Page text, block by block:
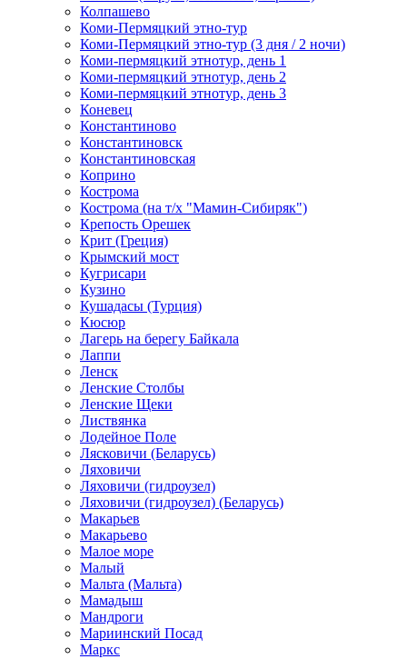
Колпашево
Коми-Пермяцкий этно-тур
Коми-Пермяцкий этно-тур (3 дня / 2 ночи)
Коми-пермяцкий этнотур, день 1
Коми-пермяцкий этнотур, день 2
Коми-пермяцкий этнотур, день 3
Коневец
Константиново
Константиновск
Константиновская
Коприно
Кострома
Кострома (на т/х "Мамин-Сибиряк")
Крепость Орешек
Крит (Греция)
Крымский мост
Кугрисари
Кузино
Кушадасы (Турция)
Кюсюр
Лагерь на берегу Байкала
Лаппи
Ленск
Ленские Столбы
Ленские Щеки
Листвянка
Лодейное Поле
Лясковичи (Беларусь)
Ляховичи
Ляховичи (гидроузел)
Ляховичи (гидроузел) (Беларусь)
Макарьев
Макарьево
Малое море
Малый
Мальта (Мальта)
Мамадыш
Мандроги
Мариинский Посад
Маркс